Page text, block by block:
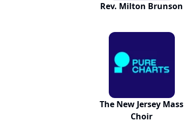
Rev. Milton Brunson
The New Jersey Mass
Choir